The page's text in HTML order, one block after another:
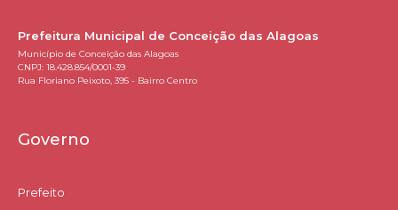
Prefeitura Municipal de Conceição das Alagoas
Município de Conceição das Alagoas
CNPJ: 18.428.854/0001-39
Rua Floriano Peixoto, 395 - Bairro Centro
Governo
Prefeito